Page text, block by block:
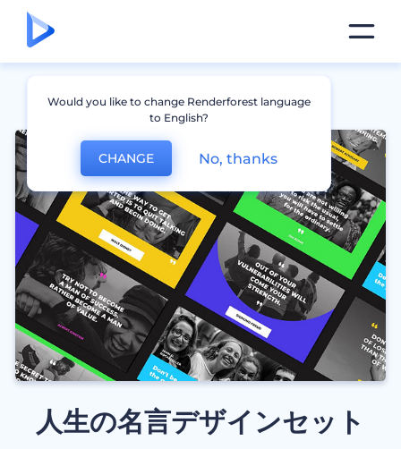
人生の名言デザインセット
Would you like to change Renderforest language
to English?
CHANGE No, thanks